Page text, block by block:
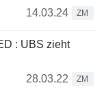
14.03.24
ZM
: UBS zieht
28.03.22
ZM